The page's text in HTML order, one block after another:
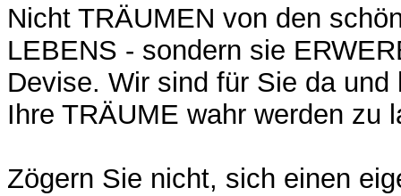
Nicht TRÄUMEN von den
LEBENS - sondern sie
Devise. Wir sind für Sie da und
Ihre TRÄUME wahr werden zu
Zögern Sie nicht, sich einen